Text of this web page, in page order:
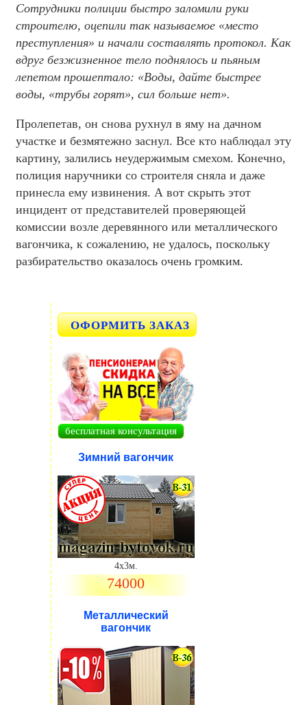
Сотрудники полиции быстро заломили руки
строителю, оцепили так называемое «место
преступления» и начали составлять протокол. Как
вдруг безжизненное тело поднялось и пьяным
лепетом прошептало: «Воды, дайте быстрее
воды, «трубы горят», сил больше нет».
Пролепетав, он снова рухнул в яму на дачном
участке и безмятежно заснул. Все кто наблюдал эту
картину, залились неудержимым смехом. Конечно,
полиция наручники со строителя сняла и даже
принесла ему извинения. А вот скрыть этот
инцидент от представителей проверяющей
комиссии возле деревянного или металлического
вагончика, к сожалению, не удалось, поскольку
разбирательство оказалось очень громким.
ОФОРМИТЬ ЗАКАЗ
бесплатная консультация
Зимний вагончик
.
4х3м.
74000
Металлический
вагончик
.